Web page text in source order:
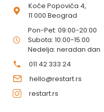
Koče Popovića 4,
11 000 Beograd
Pon-Pet: 09:00-20:00
Subota: 10:00-15:00
Nedelja: neradan dan
011 42 333 24
hello@restart.rs
restart.rs